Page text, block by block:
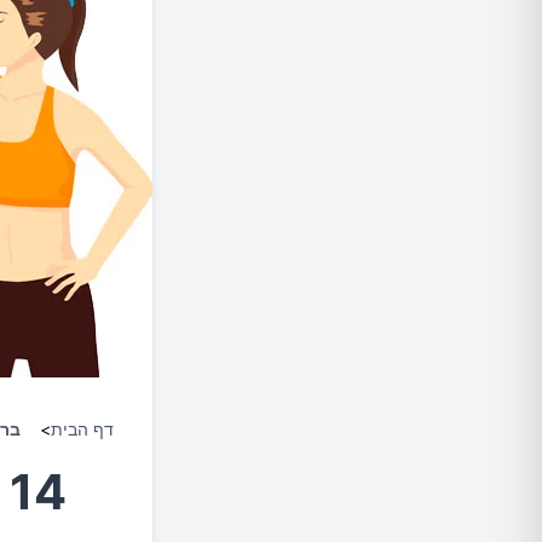
דף הבית>